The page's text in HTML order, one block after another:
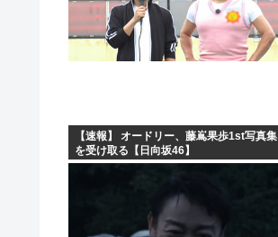
【速報】 オードリー、藤嶌果歩1st写真集
を受け取る【日向坂46】